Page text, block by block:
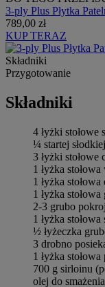
3-ply Plus Płytka
789,00 zł
KUP TERAZ
Składniki
Przygotowanie
Składniki
4 łyżki stołowe
¼ startej
3 łyżki stołowe
1 łyżka
1 łyżka
1 łyżka
2-3 grubo
1 łyżka
½ łyżeczka
3 drobno
1 łyżka
700 g sirloinu
olej do smażenia